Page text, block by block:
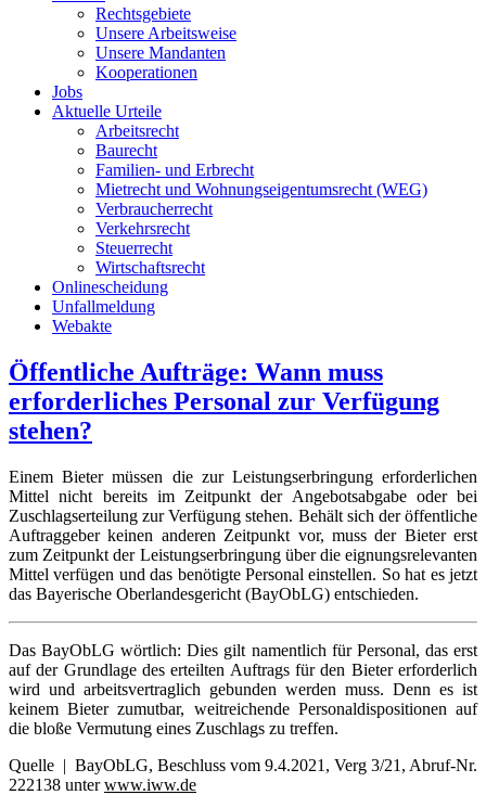
Rechtsgebiete
Unsere Arbeitsweise
Unsere Mandanten
Kooperationen
Jobs
Aktuelle Urteile
Arbeitsrecht
Baurecht
Familien- und Erbrecht
Mietrecht und Wohnungseigentumsrecht (WEG)
Verbraucherrecht
Verkehrsrecht
Steuerrecht
Wirtschaftsrecht
Onlinescheidung
Unfallmeldung
Webakte
Öffentliche Aufträge: Wann muss
erforderliches Personal zur Verfügung
stehen?
Einem Bieter müssen die zur Leistungserbringung erforderlichen
Mittel nicht bereits im Zeitpunkt der Angebotsabgabe oder bei
Zuschlagserteilung zur Verfügung stehen. Behält sich der öffentliche
Auftraggeber keinen anderen Zeitpunkt vor, muss der Bieter erst
zum Zeitpunkt der Leistungserbringung über die eignungsrelevanten
Mittel verfügen und das benötigte Personal einstellen. So hat es jetzt
das Bayerische Oberlandesgericht (BayObLG) entschieden.
Das BayObLG wörtlich: Dies gilt namentlich für Personal, das erst
auf der Grundlage des erteilten Auftrags für den Bieter erforderlich
wird und arbeitsvertraglich gebunden werden muss. Denn es ist
keinem Bieter zumutbar, weitreichende Personaldispositionen auf
die bloße Vermutung eines Zuschlags zu treffen.
Quelle | BayObLG, Beschluss vom 9.4.2021, Verg 3/21, Abruf-Nr.
222138 unterwww.iww.de